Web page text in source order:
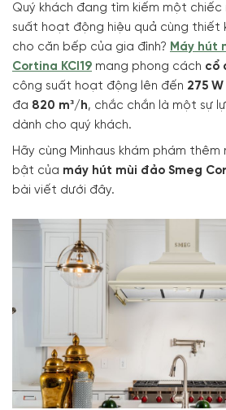
Quý khách đang tìm kiếm một chiếc
suất hoạt động hiệu quả cùng thiết
cho căn bếp của gia đình? Máy hút
Cortina KCI19 mang phong cách cổ
công suất hoạt động lên đến 275 W
đa 820 m³/h, chắc chắn là một sự
dành cho quý khách.
Hãy cùng Minhaus khám phám
bật của máy hút mùi đảo Smeg
bài viết dưới đây.